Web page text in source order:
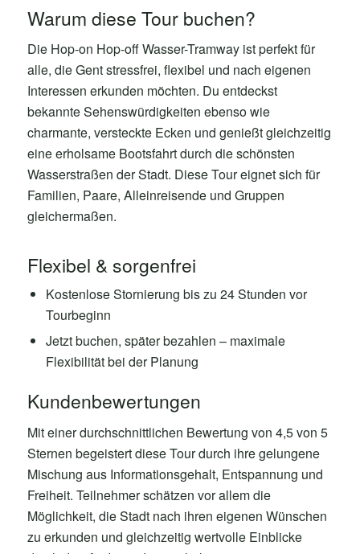
Warum diese Tour buchen?
Die Hop-on Hop-off Wasser-Tramway ist perfekt für
alle, die Gent stressfrei, flexibel und nach eigenen
Interessen erkunden möchten. Du entdeckst
bekannte Sehenswürdigkeiten ebenso wie
charmante, versteckte Ecken und genießt gleichzeitig
eine erholsame Bootsfahrt durch die schönsten
Wasserstraßen der Stadt. Diese Tour eignet sich für
Familien, Paare, Alleinreisende und Gruppen
gleichermaßen.
Flexibel & sorgenfrei
Kostenlose Stornierung bis zu 24 Stunden vor
Tourbeginn
Jetzt buchen, später bezahlen – maximale
Flexibilität bei der Planung
Kundenbewertungen
Mit einer durchschnittlichen Bewertung von 4,5 von 5
Sternen begeistert diese Tour durch ihre gelungene
Mischung aus Informationsgehalt, Entspannung und
Freiheit. Teilnehmer schätzen vor allem die
Möglichkeit, die Stadt nach ihren eigenen Wünschen
zu erkunden und gleichzeitig wertvolle Einblicke